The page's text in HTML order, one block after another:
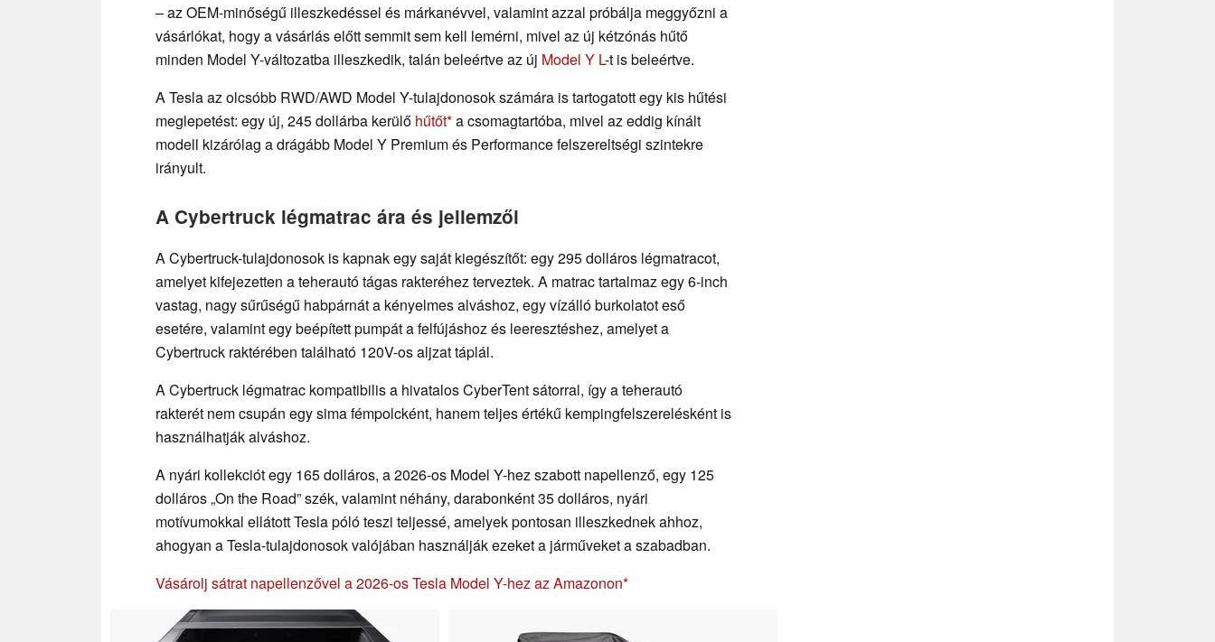
– az OEM-minőségű illeszkedéssel és márkanévvel, valamint azzal próbálja meggyőzni a
vásárlókat, hogy a vásárlás előtt semmit sem kell lemérni, mivel az új kétzónás hűtő
minden Model Y-változatba illeszkedik, talán beleértve az új Model Y L-t is beleértve.
A Tesla az olcsóbb RWD/AWD Model Y-tulajdonosok számára is tartogatott egy kis hűtési
meglepetést: egy új, 245 dollárba kerülő hűtőt a csomagtartóba, mivel az eddig kínált
modell kizárólag a drágább Model Y Premium és Performance felszereltségi szintekre
irányult.
A Cybertruck légmatrac ára és jellemzői
A Cybertruck-tulajdonosok is kapnak egy saját kiegészítőt: egy 295 dolláros légmatracot,
amelyet kifejezetten a teherautó tágas rakteréhez terveztek. A matrac tartalmaz egy 6-inch
vastag, nagy sűrűségű habpárnát a kényelmes alváshoz, egy vízálló burkolatot eső
esetére, valamint egy beépített pumpát a felfújáshoz és leeresztéshez, amelyet a
Cybertruck raktérében található 120V-os aljzat táplál.
A Cybertruck légmatrac kompatibilis a hivatalos CyberTent sátorral, így a teherautó
rakterét nem csupán egy sima fémpolcként, hanem teljes értékű kempingfelszerelésként is
használhatják alváshoz.
A nyári kollekciót egy 165 dolláros, a 2026-os Model Y-hez szabott napellenző, egy 125
dolláros „On the Road” szék, valamint néhány, darabonként 35 dolláros, nyári
motívumokkal ellátott Tesla póló teszi teljessé, amelyek pontosan illeszkednek ahhoz,
ahogyan a Tesla-tulajdonosok valójában használják ezeket a járműveket a szabadban.
Vásárolj sátrat napellenzővel a 2026-os Tesla Model Y-hez az Amazonon